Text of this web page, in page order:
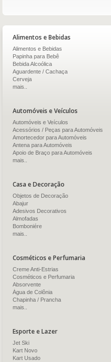
Alimentos e Bebidas
Alimentos e Bebidas
Papinha para Bebê
Bebida Alcoólica
Aguardente / Cachaça
Cerveja
mais..
Automóveis e Veículos
Automóveis e Veículos
Acessórios / Peças para Automóveis
Amortecedor para Automóveis
Antena para Automóveis
Apoio de Braço para Automóveis
mais..
Casa e Decoração
Objetos de Decoração
Abajur
Adesivos Decorativos
Almofadas
Bomboniére
mais..
Cosméticos e Perfumaria
Creme Anti-Estrias
Cosméticos e Perfumaria
Absorvente
Água de Colônia
Chapinha / Prancha
mais..
Esporte e Lazer
Jet Ski
Kart Novo
Kart Usado